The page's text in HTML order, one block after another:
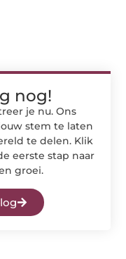
nog!
je nu. Ons
stem te laten
te delen. Klik
eerste stap naar
groei.